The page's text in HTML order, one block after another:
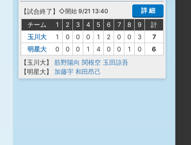
【試合終了 】 ◇開始 9/21 13:40
詳 細
チーム
1 2 3 4 5 6 7 8 9
計
玉川大
1 0 0 0 1 2 0 0 3
7
明星大
0 0 0 1 4 0 0 1 0
6
【玉川大】
筋野陽向 関根空 玉田諒吾
【明星大】
加藤宇 和田昂己